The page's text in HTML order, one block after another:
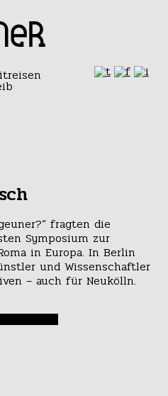
fragten die
Symposium zur
in Europa. In Berlin
und Wissenschaftler
– auch für Neukölln.